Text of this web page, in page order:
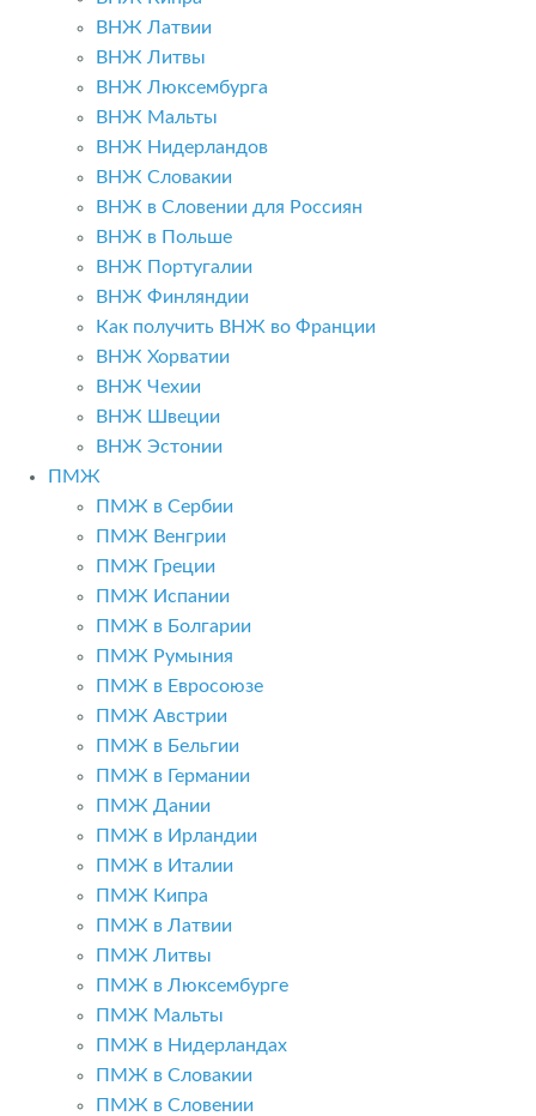
ВНЖ Латвии
ВНЖ Литвы
ВНЖ Люксембурга
ВНЖ Мальты
ВНЖ Нидерландов
ВНЖ Словакии
ВНЖ в Словении для Россиян
ВНЖ в Польше
ВНЖ Португалии
ВНЖ Финляндии
Как получить ВНЖ во Франции
ВНЖ Хорватии
ВНЖ Чехии
ВНЖ Швеции
ВНЖ Эстонии
ПМЖ
ПМЖ в Сербии
ПМЖ Венгрии
ПМЖ Греции
ПМЖ Испании
ПМЖ в Болгарии
ПМЖ Румыния
ПМЖ в Евросоюзе
ПМЖ Австрии
ПМЖ в Бельгии
ПМЖ в Германии
ПМЖ Дании
ПМЖ в Ирландии
ПМЖ в Италии
ПМЖ Кипра
ПМЖ в Латвии
ПМЖ Литвы
ПМЖ в Люксембурге
ПМЖ Мальты
ПМЖ в Нидерландах
ПМЖ в Словакии
ПМЖ в Словении